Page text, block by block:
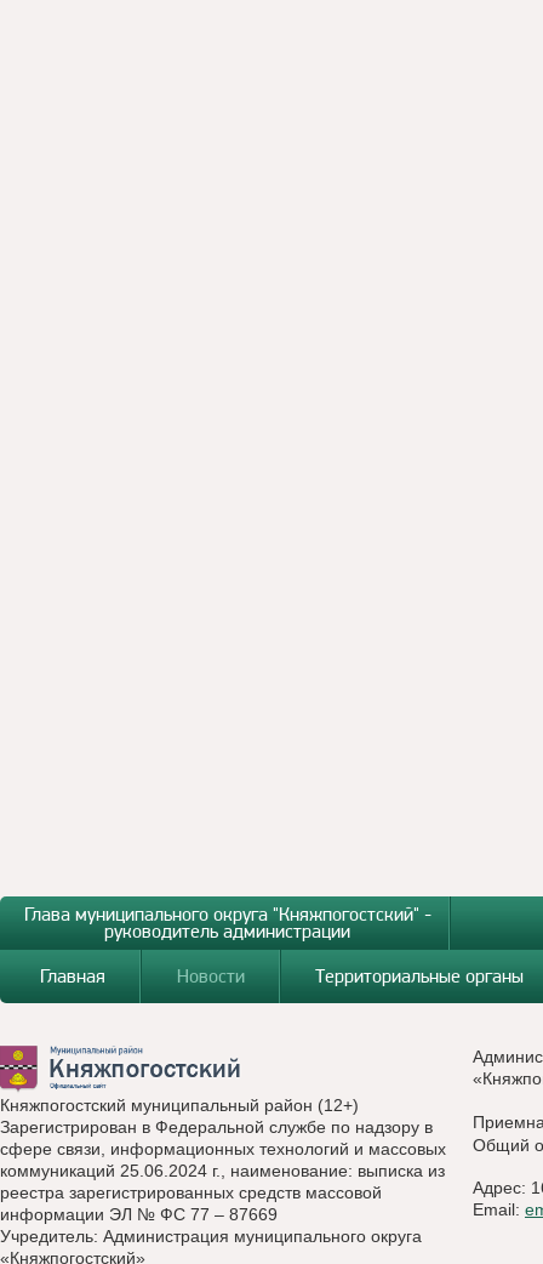
Глава муниципального округа "Княжпогостский" -
руководитель администрации
Главная
Новости Территориальные органы
Княжпогостский муниципальный район (12+)
Зарегистрирован в Федеральной службе по надзору в
сфере связи, информационных технологий и массовых
коммуникаций 25.06.2024 г., наименование: выписка из
реестра зарегистрированных средств массовой
информации ЭЛ № ФС 77 – 87669
Учредитель: Администрация муниципального округа
«Княжпогостский»
Общий
Адрес:
Email: